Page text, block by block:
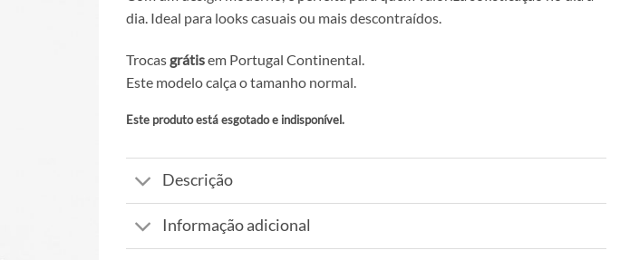
dia. Ideal para looks casuais ou mais descontraídos.
Trocas grátisem Portugal Continental.
Este modelo calça o tamanho normal.
Este produto está esgotado e indisponível.
Alternative:
Descrição
Informação adicional